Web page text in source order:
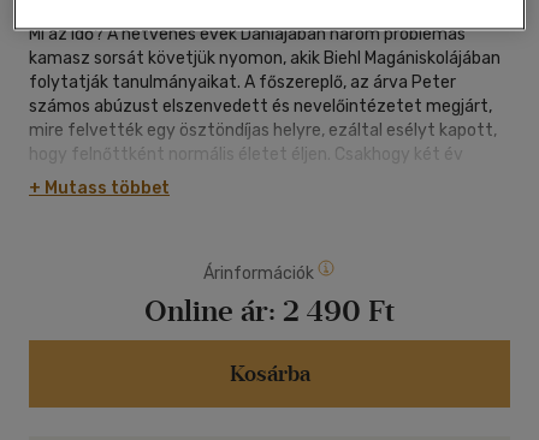
Mi az idő? A hetvenes évek Dániájában három problémás
kamasz sorsát követjük nyomon, akik Biehl Magániskolájában
folytatják tanulmányaikat. A főszereplő, az árva Peter
számos abúzust elszenvedett és nevelőintézetet megjárt,
mire felvették egy ösztöndíjas helyre, ezáltal esélyt kapott,
hogy felnőttként normális életet éljen. Csakhogy két év
iskolai lét után problémája akad az idővel: ,,Teljes napok esnek
ki, miközben röpke pillanatok válnak örökkévalósággá".
bevonni. A fiú nemsokára új szobatársat is kap: a
nyugtatókkal tompított Augustot, aki kevés dologra
emlékszik a múltjából, és valahogy számára is másképp telik
az idő. A három kamasz a laboratóriumban igyekszik
utánajárni, mi is az idő - ám egyre inkább úgy érzik, nemcsak
+ Mutass többet
Árinformációk
Online ár: 2 490 Ft
Kosárba